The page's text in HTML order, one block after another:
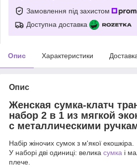
Замовлення під захистом
Доступна доставка
Опис Характеристики
Опис
Женская сумка-клатч
набор 2 в 1 из мягкой
с металлическими
Набір жіночих сумок з м'якої екошкіра.
У наборі дві одиниці: велика сумка і
плече.